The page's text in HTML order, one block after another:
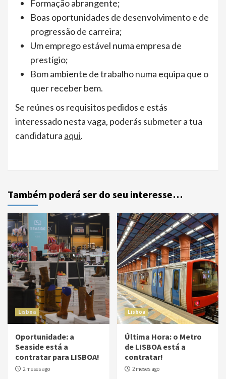
Formação abrangente;
Boas oportunidades de desenvolvimento e de
progressão de carreira;
Um emprego estável numa empresa de
prestígio;
Bom ambiente de trabalho numa equipa que o
quer receber bem.
Se reúnes os requisitos pedidos e estás
interessado nesta vaga, poderás submeter a tua
candidatura aqui.
Também poderá ser do seu interesse…
Lisboa
Oportunidade: a
Seaside está a
contratar para LISBOA!
2 meses ago
Lisboa
Última Hora: o Metro
de LISBOA está a
contratar!
2 meses ago